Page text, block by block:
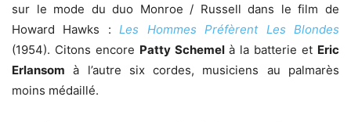
sur le mode du duo Monroe / Russell dans le film de
Howard Hawks :Les Hommes Préfèrent Les Blondes
(1954). Citons encore Patty Schemelà la batterie et Eric
Erlansom à l’autre six cordes, musiciens au palmarès
moins médaillé.